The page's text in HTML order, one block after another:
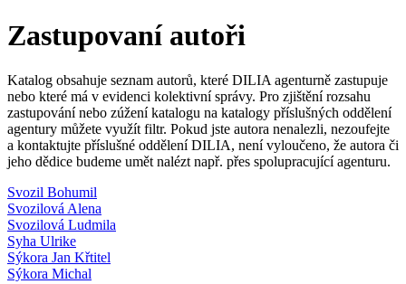
Zastupovaní autoři
Katalog obsahuje seznam autorů, které DILIA agenturně zastupuje
nebo které má v evidenci kolektivní správy. Pro zjištění rozsahu
zastupování nebo zúžení katalogu na katalogy příslušných oddělení
agentury můžete využít filtr. Pokud jste autora nenalezli, nezoufejte
a kontaktujte příslušné oddělení DILIA, není vyloučeno, že autora či
jeho dědice budeme umět nalézt např. přes spolupracující agenturu.
Svozil Bohumil
Svozilová Alena
Svozilová Ludmila
Syha Ulrike
Sýkora Jan Křtitel
Sýkora Michal